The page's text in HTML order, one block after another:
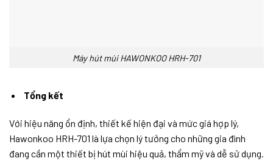
Máy hút mùi HAWONKOO HRH-701
Tổng kết
Với hiệu năng ổn định, thiết kế hiện đại và mức giá hợp lý,
Hawonkoo HRH-701 là lựa chọn lý tưởng cho những gia đình
đang cần một thiết bị hút mùi hiệu quả, thẩm mỹ và dễ sử dụng.